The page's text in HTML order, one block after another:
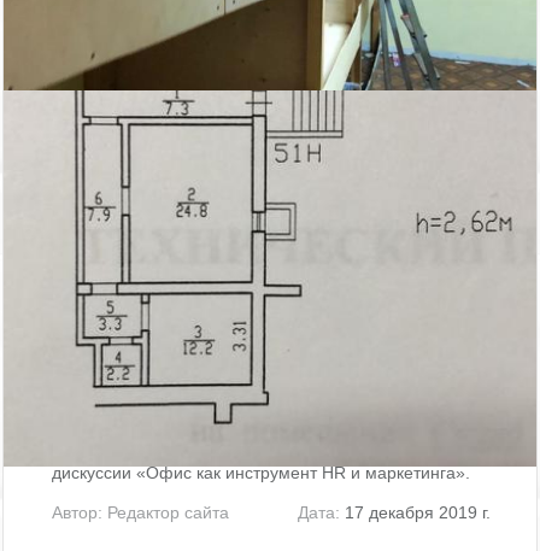
рекреационные объекты и 5% — несервисные и
элитные юниты. В предложении стали лидировать
рекреационные апартаменты.
Автор:Редактор сайта Дата:2 сентября 2022 г.
Итоги 2019 года в сегменте складской и
индустриальной недвижимости
Эксперты Knight Frank St Petersburg подвели итоги
недвижимости.
Автор:Мирзакаримова Камила
Что увеличивает годовую прибыль компании на 26%?
О том,как офис становится инструментом маркетинга,
дискуссии «Офис как инструмент HR и маркетинга».
Автор: Редактор сайта Дата: 17 декабря 2019 г.